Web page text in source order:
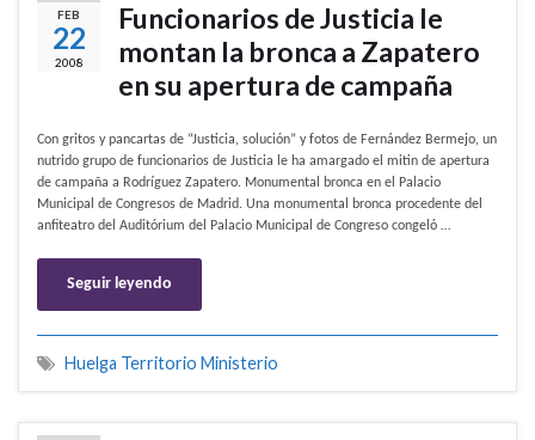
FEB
22
2008
Funcionarios de Justicia le
montan la bronca a Zapatero
en su apertura de campaña
Con gritos y pancartas de “Justicia, solución” y fotos de Fernández Bermejo, un
nutrido grupo de funcionarios de Justicia le ha amargado el mitin de apertura
de campaña a Rodríguez Zapatero. Monumental bronca en el Palacio
Municipal de Congresos de Madrid. Una monumental bronca procedente del
anfiteatro del Auditórium del Palacio Municipal de Congreso congeló …
Seguir leyendo
Huelga Territorio Ministerio